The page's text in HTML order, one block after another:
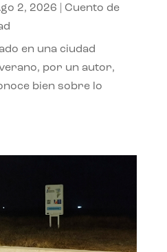
2, 2026
Cuento de
en una ciudad
por un autor,
bien sobre lo